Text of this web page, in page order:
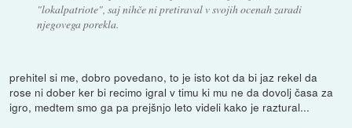
"lokalpatriote", saj nihče ni pretiraval v svojih ocenah zaradi
njegovega porekla.
prehitel si me, dobro povedano, to je isto kot da bi jaz rekel da
rose ni dober ker bi recimo igral v timu ki mu ne da dovolj časa za
igro, medtem smo ga pa prejšnjo leto videli kako je raztural...